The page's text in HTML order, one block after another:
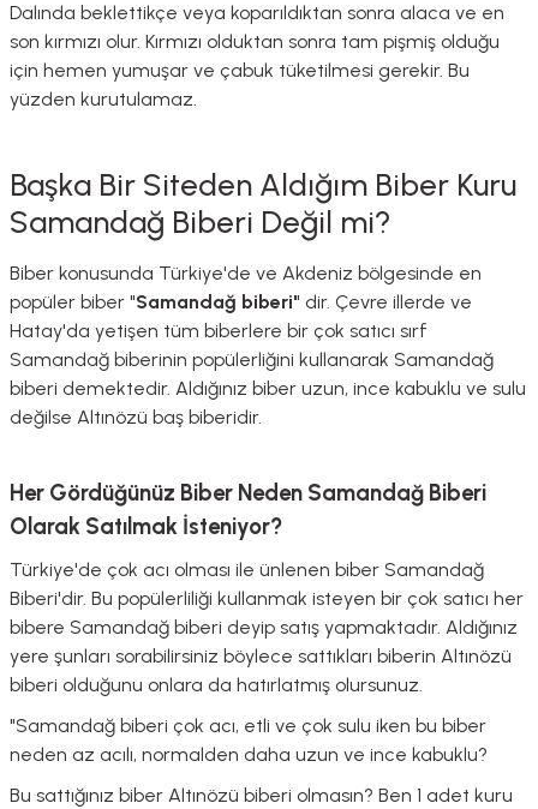
Dalında beklettikçe veya koparıldıktan sonra alaca ve en
son kırmızı olur. Kırmızı olduktan sonra tam pişmiş olduğu
için hemen yumuşar ve çabuk tüketilmesi gerekir. Bu
yüzden kurutulamaz.
Başka Bir Siteden Aldığım Biber Kuru
Samandağ Biberi Değil mi?
Biber konusunda Türkiye'de ve Akdeniz bölgesinde en
popüler biber "Samandağ biberi" dir. Çevre illerde ve
Hatay'da yetişen tüm biberlere bir çok satıcı sırf
Samandağ biberinin popülerliğini kullanarak Samandağ
biberi demektedir. Aldığınız biber uzun, ince kabuklu ve sulu
değilse Altınözü baş biberidir.
Her Gördüğünüz Biber Neden Samandağ Biberi
Olarak Satılmak İsteniyor?
Türkiye'de çok acı olması ile ünlenen biber Samandağ
Biberi'dir. Bu popülerliliği kullanmak isteyen bir çok satıcı her
bibere Samandağ biberi deyip satış yapmaktadır. Aldığınız
yere şunları sorabilirsiniz böylece sattıkları biberin Altınözü
biberi olduğunu onlara da hatırlatmış olursunuz.
"Samandağ biberi çok acı, etli ve çok sulu iken bu biber
neden az acılı, normalden daha uzun ve ince kabuklu?
Bu sattığınız biber Altınözü biberi olmasın? Ben 1 adet kuru